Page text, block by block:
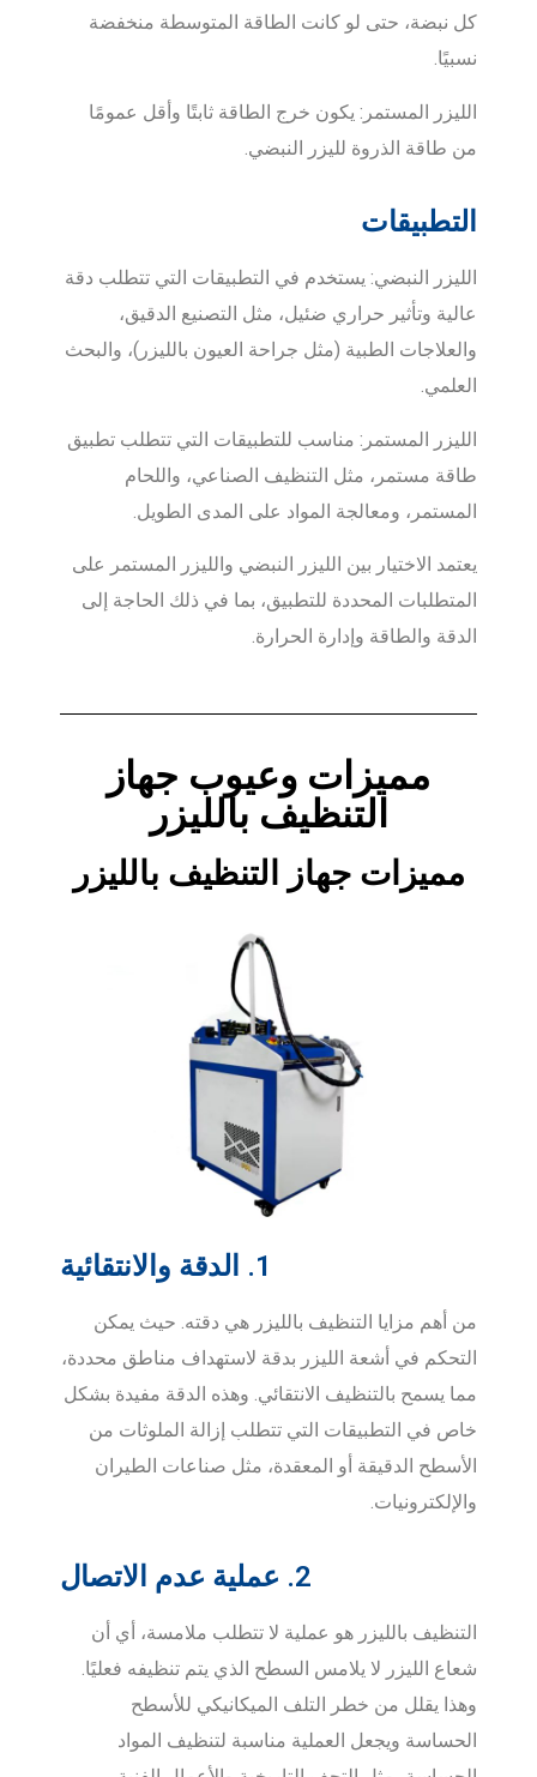
كل نبضة، حتى لو كانت الطاقة المتوسطة منخفضة
نسبيًا.
الليزر المستمر: يكون خرج الطاقة ثابتًا وأقل عمومًا
من طاقة الذروة لليزر النبضي.
التطبيقات
الليزر النبضي: يستخدم في التطبيقات التي تتطلب دقة
عالية وتأثير حراري ضئيل، مثل التصنيع الدقيق،
والعلاجات الطبية (مثل جراحة العيون بالليزر)، والبحث
العلمي.
الليزر المستمر: مناسب للتطبيقات التي تتطلب تطبيق
طاقة مستمر، مثل التنظيف الصناعي، واللحام
المستمر، ومعالجة المواد على المدى الطويل.
يعتمد الاختيار بين الليزر النبضي والليزر المستمر على
المتطلبات المحددة للتطبيق، بما في ذلك الحاجة إلى
الدقة والطاقة وإدارة الحرارة.
مميزات وعيوب جهاز
التنظيف بالليزر
مميزات جهاز التنظيف بالليزر
1. الدقة والانتقائية
من أهم مزايا التنظيف بالليزر هي دقته. حيث يمكن
التحكم في أشعة الليزر بدقة لاستهداف مناطق محددة،
مما يسمح بالتنظيف الانتقائي. وهذه الدقة مفيدة بشكل
خاص في التطبيقات التي تتطلب إزالة الملوثات من
الأسطح الدقيقة أو المعقدة، مثل صناعات الطيران
والإلكترونيات.
2. عملية عدم الاتصال
التنظيف بالليزر هو عملية لا تتطلب ملامسة، أي أن
شعاع الليزر لا يلامس السطح الذي يتم تنظيفه فعليًا.
وهذا يقلل من خطر التلف الميكانيكي للأسطح
الحساسة ويجعل العملية مناسبة لتنظيف المواد